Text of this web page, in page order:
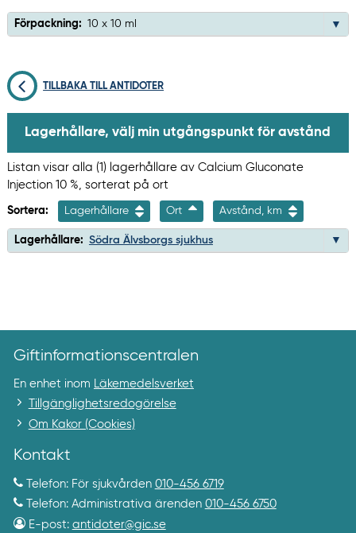
Förpackning: 10 x 10 ml
TILLBAKA TILL ANTIDOTER
Lagerhållare, välj min utgångspunkt för avstånd
Listan visar alla (1) lagerhållare av Calcium Gluconate
Injection 10 %, sorterat på ort
Sortera: Lagerhållare Ort Avstånd, km
Lagerhållare: Södra Älvsborgs sjukhus
Giftinformationscentralen
En enhet inom
Läkemedelsverket
Tillgänglighetsredogörelse
Om Kakor (Cookies)
Kontakt
Telefon: För sjukvården 010-456 6719
Telefon: Administrativa ärenden 010-456 6750
E-post: antidoter@gic.se